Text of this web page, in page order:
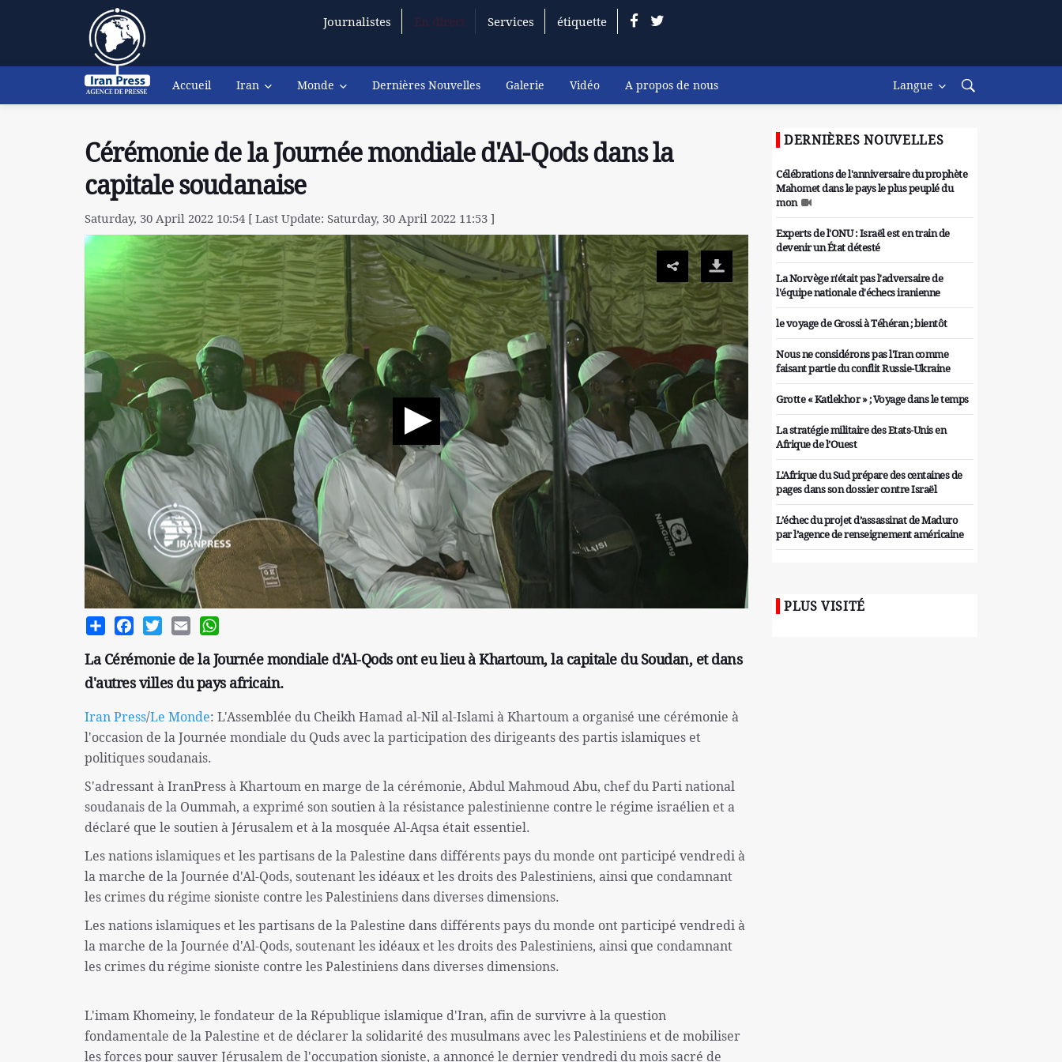
Journalistes En direct Services étiquette
Accueil Iran Monde Dernières Nouvelles Galerie Vidéo A propos de nous Langue
Cérémonie de la Journée mondiale d'Al-Qods dans la
capitale soudanaise
Saturday, 30 April 2022 10:54 [ Last Update: Saturday, 30 April 2022 11:53 ]
Share FacebookTwitterEmail
La Cérémonie de la Journée mondiale d'Al-Qods ont eu lieu à Khartoum, la capitale du Soudan, et dans
d'autres villes du pays africain.
Iran Press/Le Monde: L'Assemblée du Cheikh Hamad al-Nil al-Islami à Khartoum a organisé une cérémonie à
l'occasion de la Journée mondiale du Quds avec la participation des dirigeants des partis islamiques et
politiques soudanais.
S'adressant à IranPress à Khartoum en marge de la cérémonie, Abdul Mahmoud Abu, chef du Parti national
soudanais de la Oummah, a exprimé son soutien à la résistance palestinienne contre le régime israélien et a
déclaré que le soutien à Jérusalem et à la mosquée Al-Aqsa était essentiel.
Les nations islamiques et les partisans de la Palestine dans différents pays du monde ont participé vendredi à
la marche de la Journée d'Al-Qods, soutenant les idéaux et les droits des Palestiniens, ainsi que condamnant
les crimes du régime sioniste contre les Palestiniens dans diverses dimensions.
Les nations islamiques et les partisans de la Palestine dans différents pays du monde ont participé vendredi à
la marche de la Journée d'Al-Qods, soutenant les idéaux et les droits des Palestiniens, ainsi que condamnant
les crimes du régime sioniste contre les Palestiniens dans diverses dimensions.
L'imam Khomeiny, le fondateur de la République islamique d'Iran, afin de survivre à la question
fondamentale de la Palestine et de déclarer la solidarité des musulmans avec les Palestiniens et de mobiliser
les forces pour sauver Jérusalem de l'occupation sioniste, a annoncé le dernier vendredi du mois sacré de
DERNIÈRES NOUVELLES
Célébrations de l'anniversaire du prophète
Mahomet dans le pays le plus peuplé du
mon
Experts de l'ONU : Israël est en train de
devenir un État détesté
La Norvège n'était pas l'adversaire de
l'équipe nationale d'échecs iranienne
le voyage de Grossi à Téhéran ; bientôt
Nous ne considérons pas l'Iran comme
faisant partie du conflit Russie-Ukraine
Grotte « Katlekhor » ; Voyage dans le temps
La stratégie militaire des Etats-Unis en
Afrique de l’Ouest
L'Afrique du Sud prépare des centaines de
pages dans son dossier contre Israël
L’échec du projet d’assassinat de Maduro
par l’agence de renseignement américaine
Iran considère l'arsenal nucléaire israélien
PLUS VISITÉ